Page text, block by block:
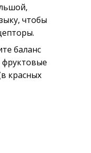
чтобы
баланс
фруктовые
красных